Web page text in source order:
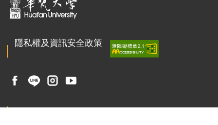
隱私權及資訊安全政策